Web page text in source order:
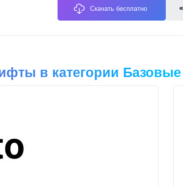
Скачать бесплатно
в категории Базовые